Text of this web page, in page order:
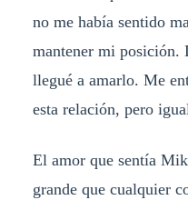
no me había sentido
mantener mi posición.
llegué a amarlo. Me
esta relación, pero
El amor que sentía
grande que cualquier